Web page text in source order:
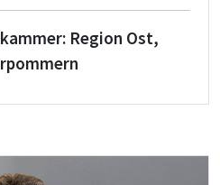
Region Ost,